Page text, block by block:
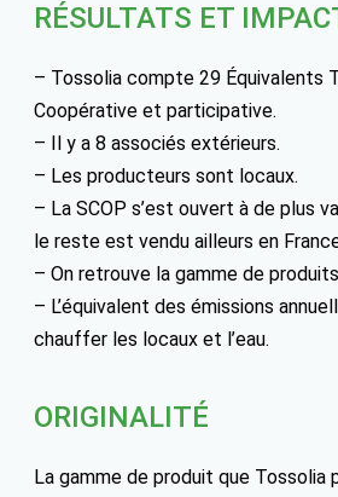
RÉSULTATS ET
– Tossolia compte 29 Équivalents
Coopérative et participative.
– Il y a 8 associés extérieurs.
– Les producteurs sont locaux.
– La SCOP s’est ouvert à de plus
le reste est vendu ailleurs en
– On retrouve la gamme de
– L’équivalent des émissions
chauffer les locaux et l’eau.
ORIGINALITÉ
La gamme de produit que